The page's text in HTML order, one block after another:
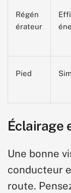
Régén
érateur
Pied
Éclairage
Une bonne
conducteur
route.